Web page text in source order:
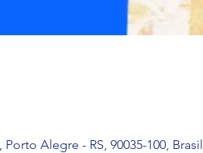
Alegre - RS, 90035-100, Brasil